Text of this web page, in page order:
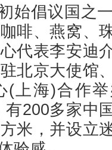
倡议国之一
啡、燕窝、
代表李安迪
北京大使馆
(上海)合作
有200多家中
米，并设立